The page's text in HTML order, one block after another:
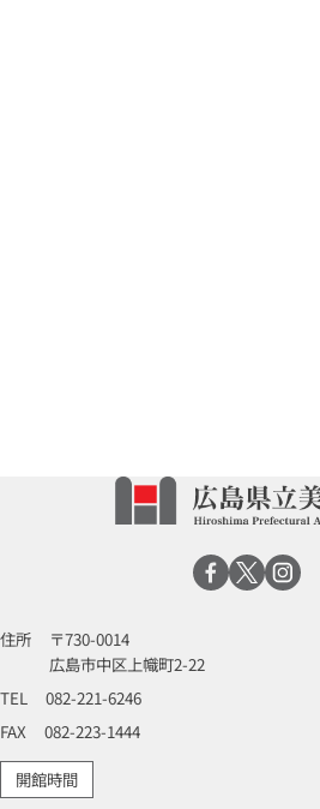
住所
〒730-0014
広島市中区上幟町2-22
TEL
082-221-6246
FAX
082-223-1444
開館時間